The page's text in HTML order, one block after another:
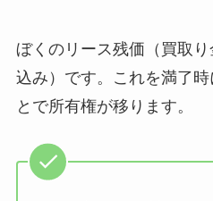
ぼくのリース残価（買取
込み）です。これを満了
とで所有権が移ります。